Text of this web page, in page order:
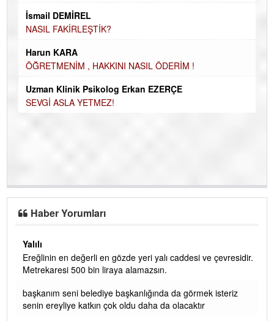
İsmail DEMİREL
NASIL FAKİRLEŞTİK?
Harun KARA
ÖĞRETMENİM , HAKKINI NASIL ÖDERİM !
Uzman Klinik Psikolog Erkan EZERÇE
SEVGİ ASLA YETMEZ!
Haber Yorumları
Yalılı
Ereğlinin en değerli en gözde yeri yalı caddesi ve çevresidir.
Metrekaresi 500 bin liraya alamazsın.
başkanım seni belediye başkanlığında da görmek isteriz
senin ereyliye katkın çok oldu daha da olacaktır